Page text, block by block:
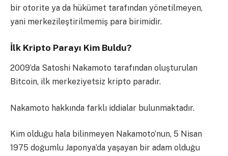
bir otorite ya da hükümet tarafından yönetilmeyen,
yani merkezileştirilmemiş para birimidir.
İlk Kripto Parayı Kim Buldu?
2009’da Satoshi Nakamoto tarafından oluşturulan
Bitcoin, ilk merkeziyetsiz kripto paradır.
Nakamoto hakkında farklı iddialar bulunmaktadır.
Kim olduğu hala bilinmeyen Nakamoto’nun, 5 Nisan
1975 doğumlu Japonya’da yaşayan bir adam olduğu